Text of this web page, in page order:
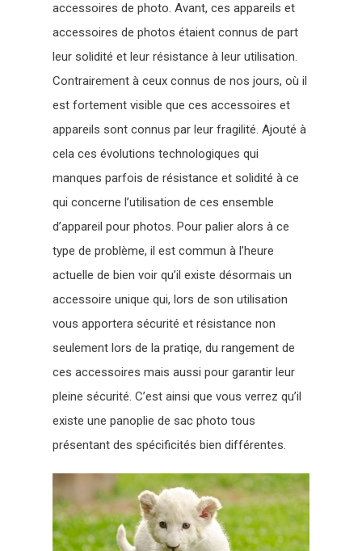
accessoires de photo. Avant, ces appareils et
accessoires de photos étaient connus de part
leur solidité et leur résistance à leur utilisation.
Contrairement à ceux connus de nos jours, où il
est fortement visible que ces accessoires et
appareils sont connus par leur fragilité. Ajouté à
cela ces évolutions technologiques qui
manques parfois de résistance et solidité à ce
qui concerne l’utilisation de ces ensemble
d’appareil pour photos. Pour palier alors à ce
type de problème, il est commun à l’heure
actuelle de bien voir qu’il existe désormais un
accessoire unique qui, lors de son utilisation
vous apportera sécurité et résistance non
seulement lors de la pratiqe, du rangement de
ces accessoires mais aussi pour garantir leur
pleine sécurité. C’est ainsi que vous verrez qu’il
existe une panoplie de sac photo tous
présentant des spécificités bien différentes.